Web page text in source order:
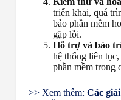
triển khai, quá
bảo phần mềm
gặp lỗi.
Hỗ trợ và bảo
hệ thống liên
phần mềm trong
>> Xem thêm: Các